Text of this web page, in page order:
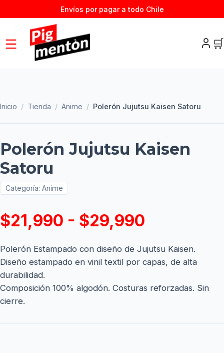
Envíos por pagar a todo Chile
🛒
Inicio / Tienda / Anime / Polerón Jujutsu Kaisen Satoru
Polerón Jujutsu Kaisen
Satoru
Categoría: Anime
$21,990 - $29,990
Polerón Estampado con diseño de Jujutsu Kaisen.
Diseño estampado en vinil textil por capas, de alta
durabilidad.
Composición 100% algodón. Costuras reforzadas. Sin
cierre.